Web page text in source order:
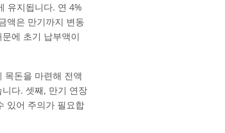
유지됩니다. 연 4%
액은 만기까지 변동
에 초기 납부액이
목돈을 마련해 전액
다. 셋째, 만기 연장
있어 주의가 필요합